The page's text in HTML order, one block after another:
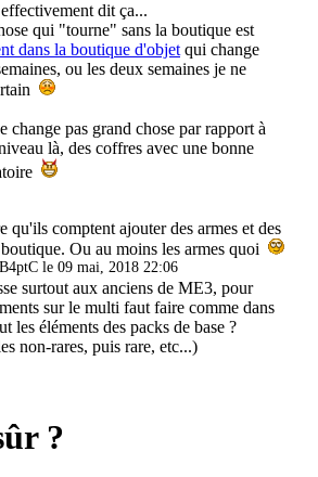
dit ça...
qui "tourne" sans la boutique est
dans la boutique d'objet qui change
ou les deux semaines je ne
change pas grand chose par rapport à
là, des coffres avec une bonne
qu'ils comptent ajouter des armes et des
Ou au moins les armes quoi
le 09 mai, 2018 22:06
surtout aux anciens de ME3, pour
sur le multi faut faire comme dans
les éléments des packs de base ?
non-rares, puis rare, etc...)
?